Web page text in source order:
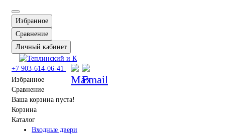
Избранное
Сравнение
Личный кабинет
+7 903-614-06-41
Избранное
Сравнение
Ваша корзина пуста!
Корзина
Каталог
Входные двери